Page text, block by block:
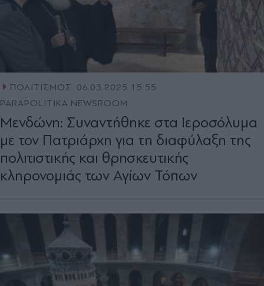
ΠΟΛΙΤΙΣΜΟΣ
06.03.2025 15:55
PARAPOLITIKA NEWSROOM
Μενδώνη: Συναντήθηκε στα Ιεροσόλυμα
με τον Πατριάρχη για τη διαφύλαξη της
πολιτιστικής και θρησκευτικής
κληρονομιάς των Αγίων Τόπων